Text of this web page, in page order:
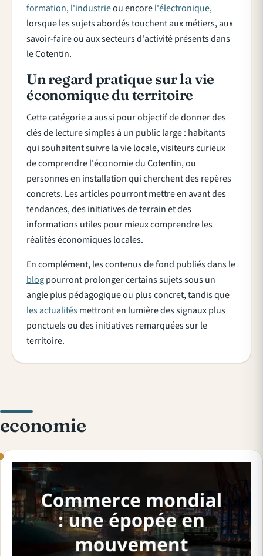
formation,l'industrieou encorel'électronique,
lorsque les sujets abordés touchent aux métiers, aux
savoir-faire ou aux secteurs d'activité présents dans
le Cotentin.
Un regard pratique sur la vie
économique du territoire
Cette catégorie a aussi pour objectif de donner des
clés de lecture simples à un public large : habitants
qui souhaitent suivre la vie locale, visiteurs curieux
de comprendre l'économie du Cotentin, ou
personnes en installation qui cherchent des repères
concrets. Les articles pourront mettre en avant des
tendances, des initiatives de terrain et des
informations utiles pour mieux comprendre les
réalités économiques locales.
En complément, les contenus de fond publiés dans le
blogpourront prolonger certains sujets sous un
angle plus pédagogique ou plus concret, tandis que
les actualitésmettront en lumière des signaux plus
ponctuels ou des initiatives remarquées sur le
territoire.
economie